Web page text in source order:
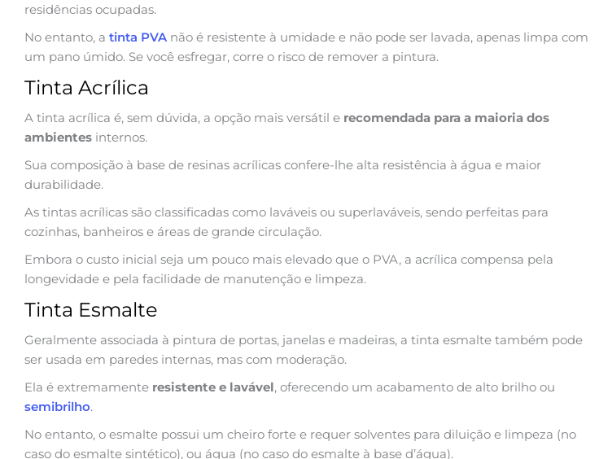
residências ocupadas.
No entanto, a tinta PVA não é resistente à umidade e não pode ser lavada, apenas limpa com
um pano úmido. Se você esfregar, corre o risco de remover a pintura.
Tinta Acrílica
A tinta acrílica é, sem dúvida, a opção mais versátil e recomendada para a maioria dos
ambientes internos.
Sua composição à base de resinas acrílicas confere-lhe alta resistência à água e maior
durabilidade.
As tintas acrílicas são classificadas como laváveis ou superlaváveis, sendo perfeitas para
cozinhas, banheiros e áreas de grande circulação.
Embora o custo inicial seja um pouco mais elevado que o PVA, a acrílica compensa pela
longevidade e pela facilidade de manutenção e limpeza.
Tinta Esmalte
Geralmente associada à pintura de portas, janelas e madeiras, a tinta esmalte também pode
ser usada em paredes internas, mas com moderação.
Ela é extremamente resistente e lavável, oferecendo um acabamento de alto brilho ou
semibrilho.
No entanto, o esmalte possui um cheiro forte e requer solventes para diluição e limpeza (no
caso do esmalte sintético), ou água (no caso do esmalte à base d’água).